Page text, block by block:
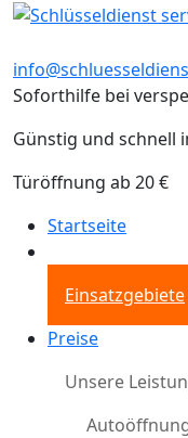
Soforthilfe bei
Günstig und schnell
Türöffnung ab 20 €
Startseite
Einsatzgebiete
Preise
Unsere